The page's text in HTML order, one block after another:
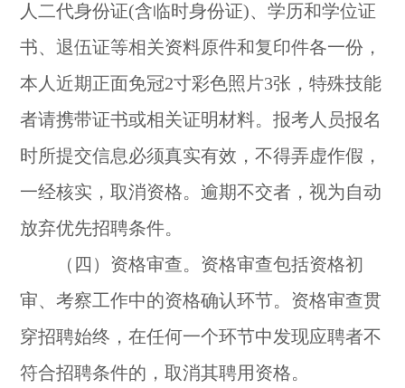
人二代身份证(含临时身份证)、学历和学位证
书、退伍证等相关资料原件和复印件各一份，
本人近期正面免冠2寸彩色照片3张，特殊技能
者请携带证书或相关证明材料。报考人员报名
时所提交信息必须真实有效，不得弄虚作假，
一经核实，取消资格。逾期不交者，视为自动
放弃优先招聘条件。
（四）资格审查。资格审查包括资格初
审、考察工作中的资格确认环节。资格审查贯
穿招聘始终，在任何一个环节中发现应聘者不
符合招聘条件的，取消其聘用资格。